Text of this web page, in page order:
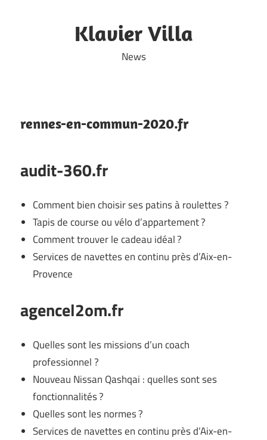
Klavier Villa
News
rennes-en-commun-2020.fr
audit-360.fr
Comment bien choisir ses patins à roulettes ?
Tapis de course ou vélo d’appartement ?
Comment trouver le cadeau idéal ?
Services de navettes en continu près d’Aix-en-
Provence
agencel2om.fr
Quelles sont les missions d’un coach
professionnel ?
Nouveau Nissan Qashqai : quelles sont ses
fonctionnalités ?
Quelles sont les normes ?
Services de navettes en continu près d’Aix-en-